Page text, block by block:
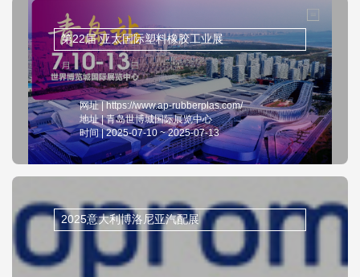
第22届 亚太国际塑料橡胶工业展
网址 | https://www.ap-rubberplas.com/
地址 | 青岛世博城国际展览中心
时间 | 2025-07-10 ~ 2025-07-13
2025意大利博洛尼亚汽配展